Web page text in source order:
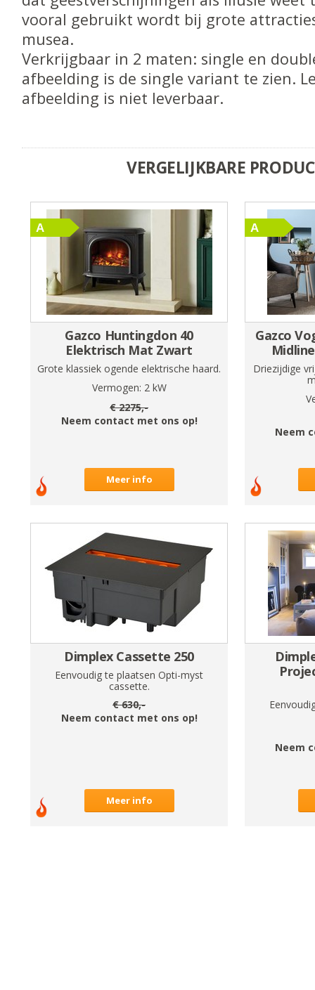
vooral gebruikt wordt bij grote
musea.
Verkrijgbaar in 2 maten: single en
afbeelding is de single variant te zien.
afbeelding is niet leverbaar.
VERGELIJKBARE
Gazco Huntingdon 40
Elektrisch Mat Zwart
Grote klassiek ogende elektrische haard.
Vermogen: 2kW
€2275,-
Neem contact met ons op!
Meer info
Gazco
Driezijdige
Neem
Dimplex Cassette 250
Eenvoudig te plaatsen Opti-myst
cassette.
€630,-
Neem contact met ons op!
Meer info
Neem